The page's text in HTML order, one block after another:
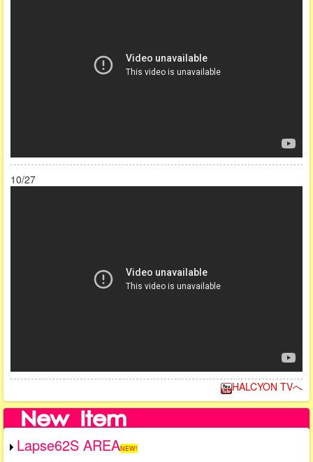
10/27
HALCYON TVへ
Lapse62S AREANEW!